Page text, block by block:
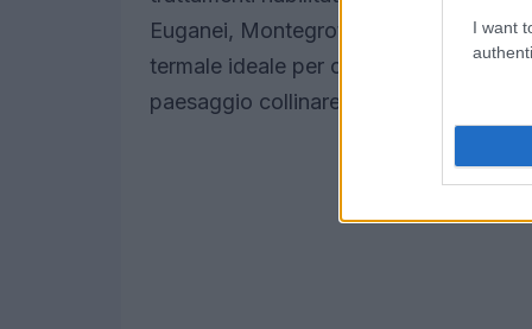
I want
Euganei, Montegrotto Terme è
termale ideale per chi desidera
paesaggio collinare dolce.